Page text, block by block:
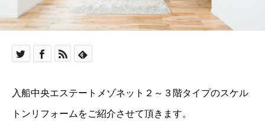
入船中央エステートメゾネット２～３階タイプのスケル
トンリフォームをご紹介させて頂きます。